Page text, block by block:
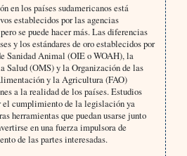
en los países sudamericanos está
establecidos por las agencias
se puede hacer más. Las diferencias
y los estándares de oro establecidos por
Sanidad Animal (OIE o WOAH), la
Salud (OMS) y la Organización de las
y la Agricultura (FAO)
a la realidad de los países. Estudios
el cumplimiento de la legislación ya
herramientas que puedan usarse junto
en una fuerza impulsora de
de las partes interesadas.